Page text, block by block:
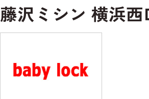
藤沢ミシン 横浜西